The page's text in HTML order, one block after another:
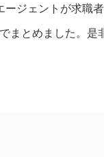
ジェントが求職
とめました。是